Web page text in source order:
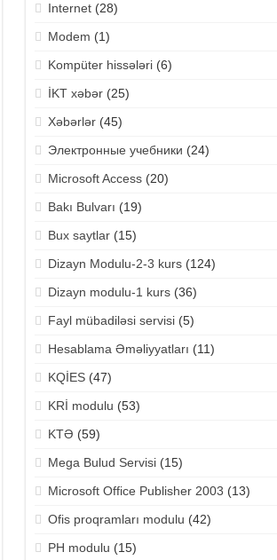
Internet(28)
Modem (1)
Kompüter hissələri(6)
İKT xəbər(25)
Xəbərlər(45)
Электронные учебники (24)
Microsoft Access(20)
Bakı Bulvarı (19)
Bux saytlar(15)
Dizayn Modulu-2-3 kurs(124)
Dizayn modulu-1 kurs(36)
Fayl mübadiləsi servisi(5)
Hesablama Əməliyyatları (11)
KQİES(47)
KRİ modulu (53)
KTƏ (59)
Mega Bulud Servisi(15)
Microsoft Office Publisher 2003 (13)
Ofis proqramları modulu (42)
PH modulu (15)